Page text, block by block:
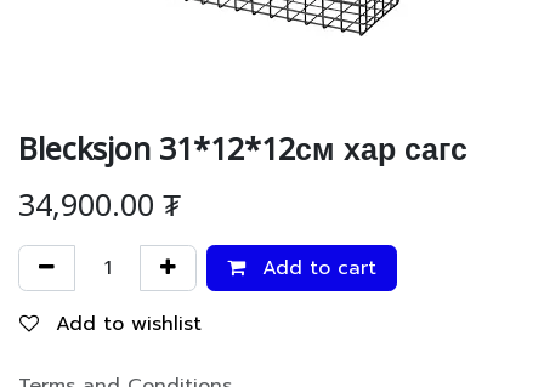
Blecksjon 31*12*12см хар сагс
34,900.00₮
Add to cart
Add to wishlist